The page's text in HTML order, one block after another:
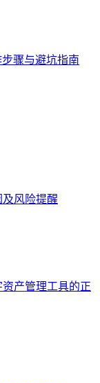
骤与避坑指南
风险提醒
产管理工具的正